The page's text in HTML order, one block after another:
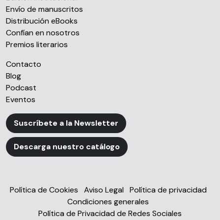
partir del uso que haya hecho de sus servicios.
Envío de manuscritos
Distribución eBooks
Confían en nosotros
Premios literarios
Contacto
Blog
Podcast
Eventos
Suscríbete a la Newsletter
Descarga nuestro catálogo
Política de Cookies Aviso Legal
Política de privacidad
Condiciones generales
Política de Privacidad de Redes Sociales